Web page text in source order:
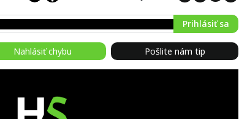
Prihlásiť sa
Nahlásiť chybu Pošlite nám tip